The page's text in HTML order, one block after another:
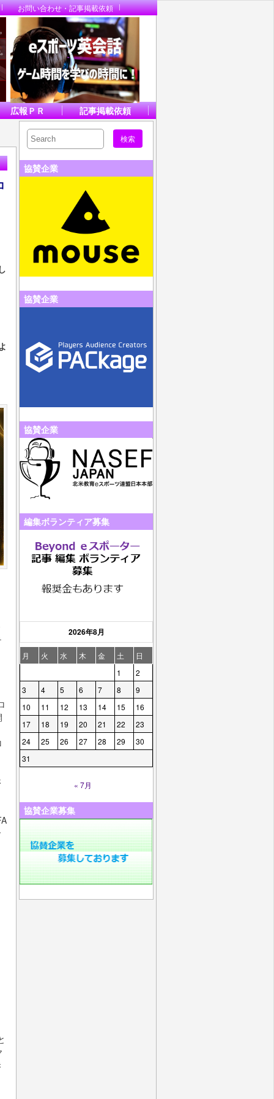
お問い合わせ・記事掲載依頼
広報ＰＲ
記事掲載依頼
協賛企業
協賛企業
協賛企業
編集ボランティア募集
2026年8月
月 火 水 木 金 土
日
1
2
3
4 5 6 7 8
9
10
11 12 13 14 15
16
17
18 19 20 21 22
23
24
25 26 27 28 29
30
31
« 7月
協賛企業募集